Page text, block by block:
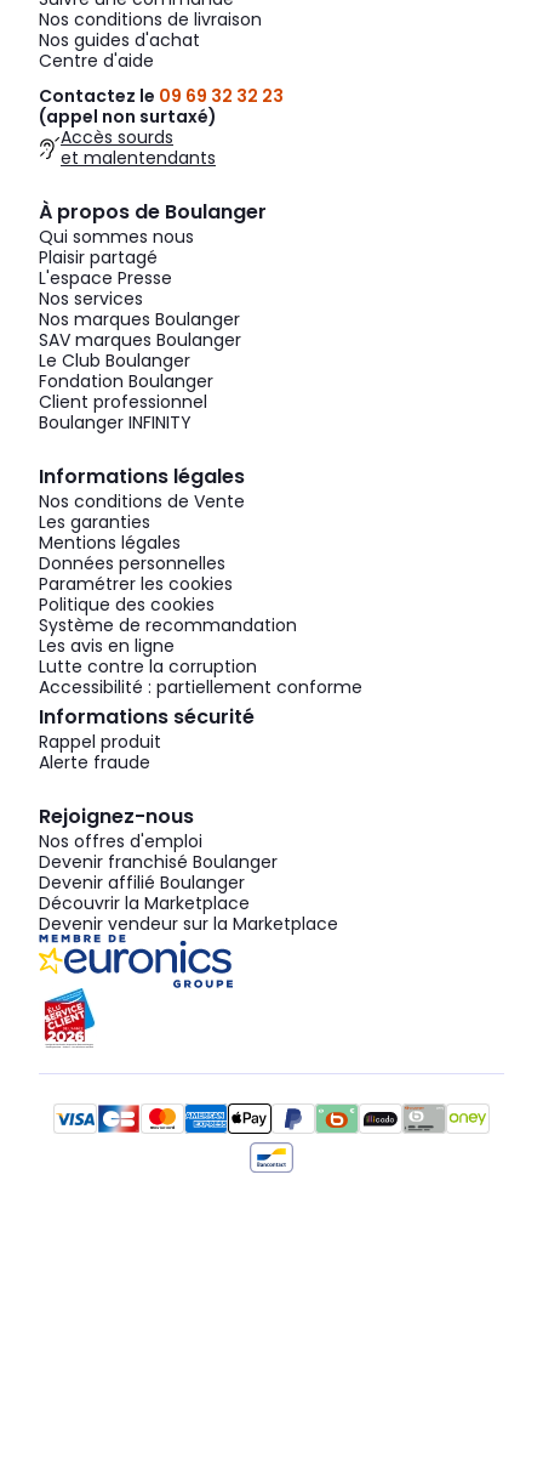
Nos conditions de livraison
Nos guides d'achat
Centre d'aide
Contactez le 09 69 32 32 23
(appel non surtaxé)
Accès sourds
et malentendants
À propos de Boulanger
Qui sommes nous
Plaisir partagé
L'espace Presse
Nos services
Nos marques Boulanger
SAV marques Boulanger
Le Club Boulanger
Fondation Boulanger
Client professionnel
Boulanger INFINITY
Informations légales
Nos conditions de Vente
Les garanties
Mentions légales
Données personnelles
Paramétrer les cookies
Politique des cookies
Système de recommandation
Les avis en ligne
Lutte contre la corruption
Accessibilité : partiellement conforme
Informations sécurité
Rappel produit
Alerte fraude
Rejoignez-nous
Nos offres d'emploi
Devenir franchisé Boulanger
Devenir affilié Boulanger
Découvrir la Marketplace
Devenir vendeur sur la Marketplace